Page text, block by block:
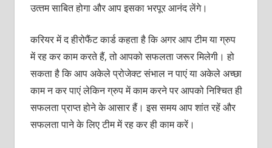
उत्‍तम साबित होगा और आप इसका भरपूर आनंद लेंगे।
करियर में द हीरोफैंट कार्ड कहता है कि अगर आप टीम या ग्रुप
में रह कर काम करते हैं, तो आपको सफलता जरूर मिलेगी। हो
सकता है कि आप अकेले प्रोजेक्‍ट संभाल न पाएं या अकेले अच्‍छा
काम न कर पाएं लेकिन ग्रुप में काम करने पर आपको निश्‍चित ही
सफलता प्राप्‍त होने के आसार हैं। इस समय आप शांत रहें और
सफलता पाने के लिए टीम में रह कर ही काम करें।